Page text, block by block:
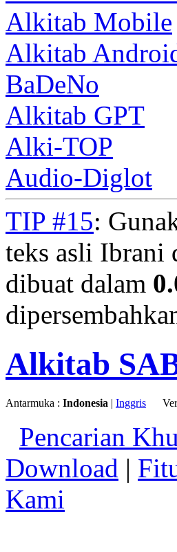
Alkitab Mobile
Alkitab
BaDeNo
Alkitab GPT
Alki-TOP
Audio-Diglot
TIP #15:
teks asli Ibrani
dibuat dalam
Alkitab
Antarmuka : Indonesia | Inggris
Pencarian
Download |
Kami